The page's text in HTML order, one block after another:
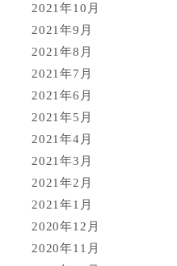
2021年10月
2021年9月
2021年8月
2021年7月
2021年6月
2021年5月
2021年4月
2021年3月
2021年2月
2021年1月
2020年12月
2020年11月